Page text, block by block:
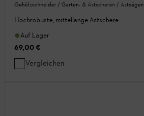
Gehölzschneider / Garten- & Astscheren / Astsägen
Hochrobuste, mittellange Astschere
Auf Lager
69,00 €
Vergleichen